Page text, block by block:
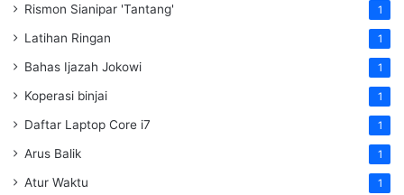
Rismon Sianipar 'Tantang' 1
Latihan Ringan 1
Bahas Ijazah Jokowi 1
Koperasi binjai 1
Daftar Laptop Core i7 1
Arus Balik 1
Atur Waktu 1